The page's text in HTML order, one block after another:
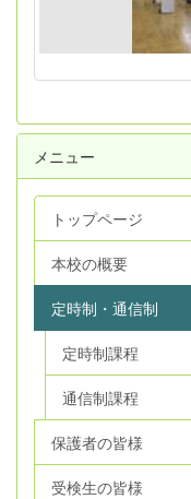
メニュー
トップページ
本校の概要
定時制・通信制
定時制課程
通信制課程
保護者の皆様
受検生の皆様